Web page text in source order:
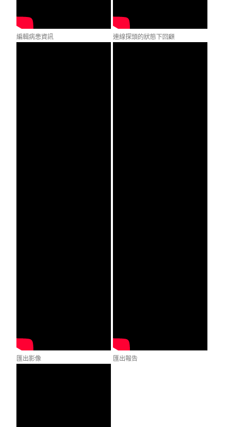
編輯病患資訊 連線探頭的狀態下回顧
匯出影像 匯出報告